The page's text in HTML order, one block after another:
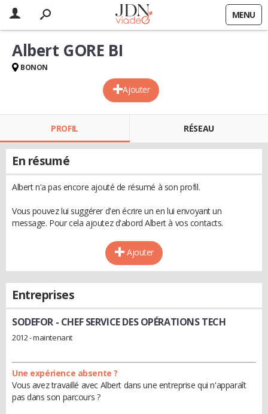
MENU
Ajouter
Albert GORE BI
BONON
PROFIL RÉSEAU
En résumé
Albert n'a pas encore ajouté de résumé à son profil.
Vous pouvez lui suggérer d'en écrire un en lui envoyant un
message. Pour cela ajoutez d'abord Albert à vos contacts.
Ajouter
Entreprises
SODEFOR - CHEF SERVICE DES OPÉRATIONS TECH
2012 - maintenant
Une expérience absente ?
Vous avez travaillé avec Albert dans une entreprise qui n'apparaît
pas dans son parcours ?